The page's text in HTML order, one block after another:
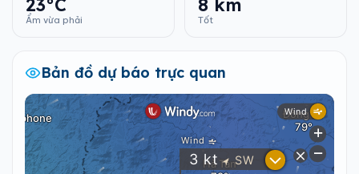
23°C
Ẩm vừa phải
8 km
Tốt
Bản đồ dự báo trực quan